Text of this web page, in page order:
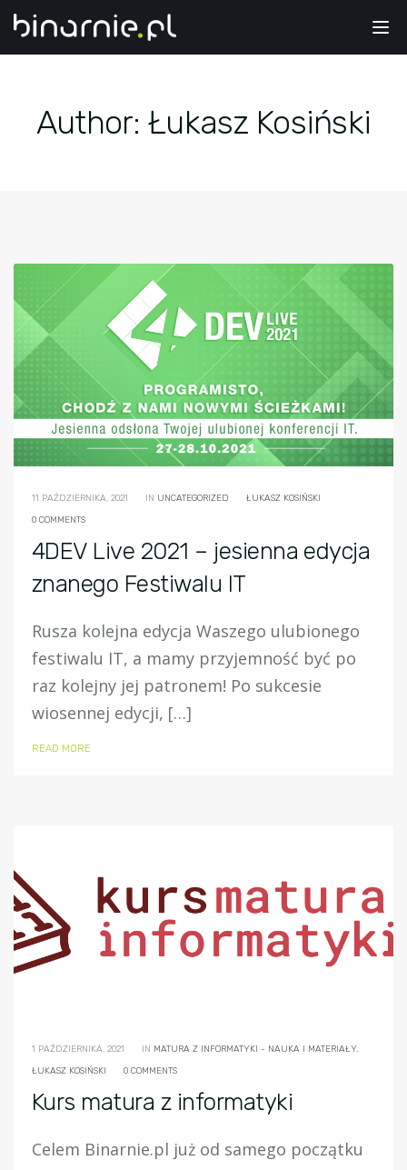
Author:Łukasz Kosiński
11 PAŹDZIERNIKA, 2021 IN UNCATEGORIZED
ŁUKASZ KOSIŃSKI
0 COMMENTS
4DEV Live 2021 – jesienna edycja
znanego Festiwalu IT
Rusza kolejna edycja Waszego ulubionego
festiwalu IT, a mamy przyjemność być po
raz kolejny jej patronem! Po sukcesie
wiosennej edycji, […]
READ MORE
1 PAŹDZIERNIKA, 2021 IN MATURA Z INFORMATYKI - NAUKA I MATERIAŁY.
ŁUKASZ KOSIŃSKI
0 COMMENTS
Kurs matura z informatyki
Celem Binarnie.pl już od samego początku